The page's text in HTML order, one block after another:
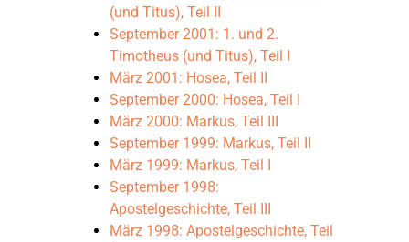
(und Titus), Teil II
September 2001: 1. und 2.
Timotheus (und Titus), Teil I
März 2001: Hosea, Teil II
September 2000: Hosea, Teil I
März 2000: Markus, Teil III
September 1999: Markus, Teil II
März 1999: Markus, Teil I
September 1998:
Apostelgeschichte, Teil III
März 1998: Apostelgeschichte, Teil